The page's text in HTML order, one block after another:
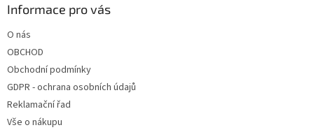
Informace pro vás
O nás
OBCHOD
Obchodní podmínky
GDPR - ochrana osobních údajů
Reklamační řad
Vše o nákupu